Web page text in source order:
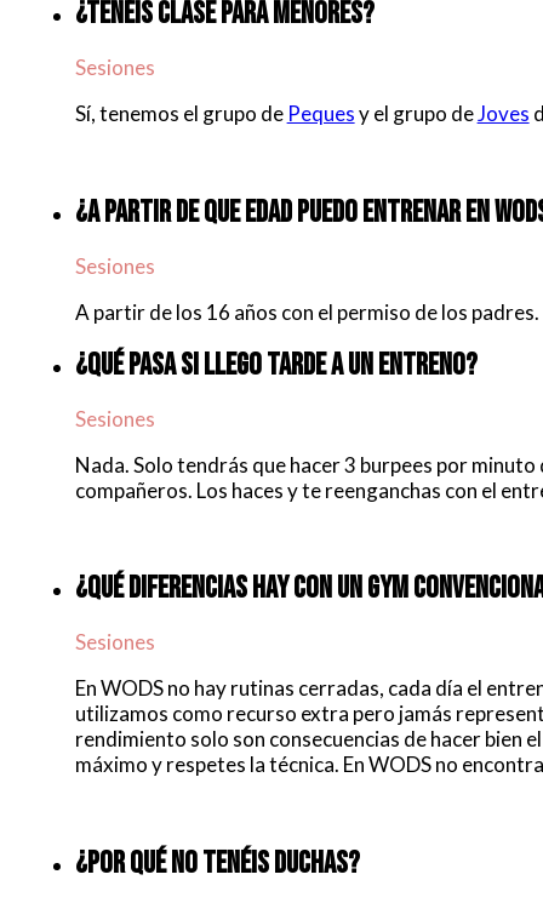
¿TENÉIS CLASE PARA MENORES?
Sesiones
Sí, tenemos el grupo de Pequesy el grupo deJoves
¿A PARTIR DE QUE EDAD PUEDO ENTRENAR EN
Sesiones
A partir de los 16 años con el permiso de los padres.
¿QUÉ PASA SI LLEGO TARDE A UN ENTRENO?
Sesiones
Nada. Solo tendrás que hacer 3 burpees por
compañeros. Los haces y te reenganchas con el
¿QUÉ DIFERENCIAS HAY CON UN GYM
Sesiones
En WODS no hay rutinas cerradas, cada día el
utilizamos como recurso extra pero jamás
rendimiento solo son consecuencias de hacer bien
máximo y respetes la técnica. En WODS no
¿POR QUÉ NO TENÉIS DUCHAS?